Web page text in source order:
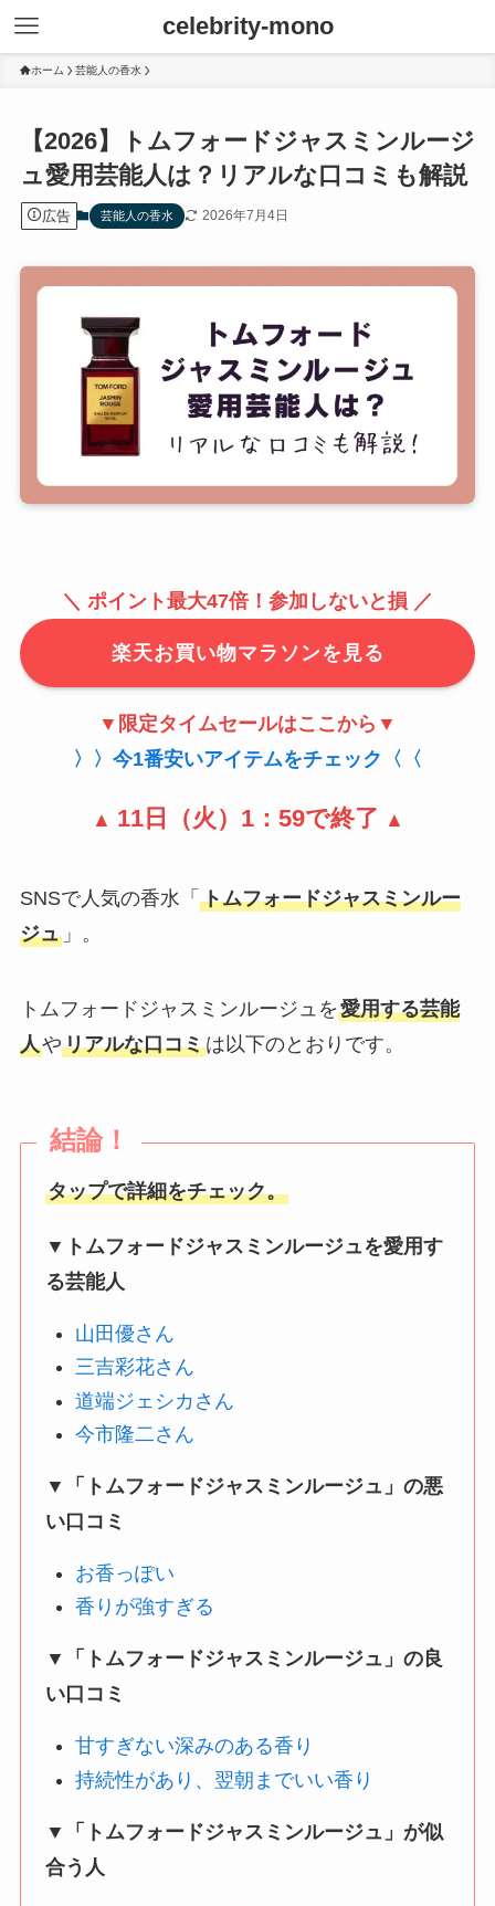
celebrity-mono
ホーム 芸能人の香水
【2026】トムフォードジャスミンルージ
ュ愛用芸能人は？リアルな口コミも解説
広告 芸能人の香水 2026年7月4日
＼ ポイント最大47倍！ 参加しないと損 ／
楽天お買い物マラソンを見る
▼ 限定タイムセールはここから▼
〉〉今1番安いアイテムをチェック〈〈
▲ 11日（火）1：59で終了 ▲
SNSで人気の香水「 トムフォードジャスミンルー
ジュ」。
トムフォードジャスミンルージュを愛用する芸能
人やリアルな口コミは以下のとおりです。
結論！
タップで詳細をチェック。
▼ トムフォードジャスミンルージュを愛用す
る芸能人
山田優さん
三吉彩花さん
道端ジェシカさん
今市隆二さん
▼「トムフォードジャスミンルージュ」の悪
い口コミ
お香っぽい
香りが強すぎる
▼「トムフォードジャスミンルージュ」の良
い口コミ
甘すぎない深みのある香り
持続性があり、翌朝までいい香り
▼「トムフォードジャスミンルージュ」が似
合う人